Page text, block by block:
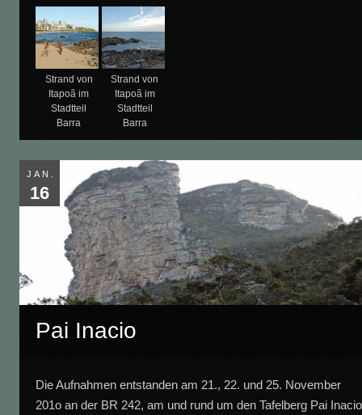
Strand von
Itapoã im
Stadtteil
Barra
Strand von
Itapoã im
Stadtteil
Barra
JAN.
16
Pai Inacio
Die Aufnahmen entstanden am 21., 22. und 25. November
201o an der BR 242, am und rund um den Tafelberg Pai Inacio